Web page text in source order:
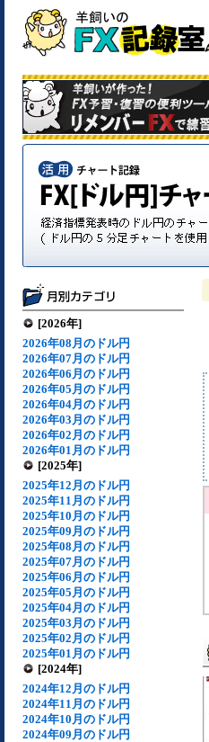
[2026年]
2026年08月のドル円
2026年07月のドル円
2026年06月のドル円
2026年05月のドル円
2026年04月のドル円
2026年03月のドル円
2026年02月のドル円
2026年01月のドル円
[2025年]
2025年12月のドル円
2025年11月のドル円
2025年10月のドル円
2025年09月のドル円
2025年08月のドル円
2025年07月のドル円
2025年06月のドル円
2025年05月のドル円
2025年04月のドル円
2025年03月のドル円
2025年02月のドル円
2025年01月のドル円
[2024年]
2024年12月のドル円
2024年11月のドル円
2024年10月のドル円
2024年09月のドル円